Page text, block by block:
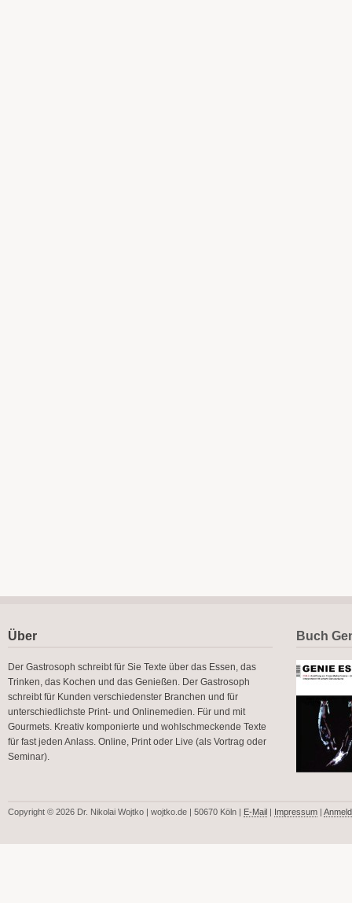
Über
Der Gastrosoph schreibt für Sie Texte über das Essen, das
Trinken, das Kochen und das Genießen. Der Gastrosoph
schreibt für Kunden verschiedenster Branchen und für
unterschiedlichste Print- und Onlinemedien. Für und mit
Gourmets. Kreativ komponierte und wohlschmeckende Texte
für fast jeden Anlass. Online, Print oder Live (als Vortrag oder
Seminar).
Buch
Copyright © 2026 Dr. Nikolai Wojtko | wojtko.de | 50670 Köln | E-Mail | Impressum |